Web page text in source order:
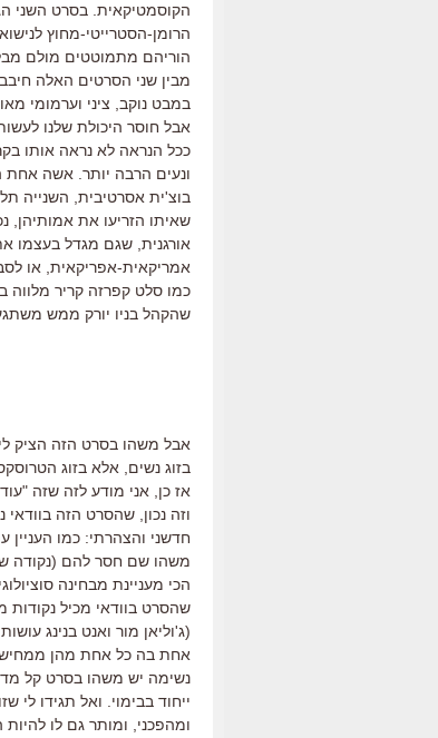
הקוסמטיקאית. בסרט השני
הרומן-הסטרייטי-מחוץ
הוריהם מתמוטטים מולם
מבין שני הסרטים האלה
אבל חוסר היכולת שלנו
ככל הנראה לא נראה אותו
ונעים הרבה יותר. אשה אחת
בוצ'ית אסרטיבית, השנייה
שאיתו הזריעו את
אורגנית, שגם מגדל בעצמו
אמריקאית-אפריקאית, או
כמו סלט קפרזה קריר מלווה
שהקהל בניו יורק ממש
אבל משהו בסרט הזה הציק
בזוג נשים, אלא בזוג
אז כן, אני מודע לזה שזה
וזה נכון, שהסרט הזה
חדשני והצהרתי: כמו
משהו שם חסר להם (נקודה
הכי מעניינת מבחינה
שהסרט בוודאי מכיל נקודות
(ג'וליאן מור ואנט בנינג
אחת בה כל אחת מהן
נשימה יש משהו בסרט קל
ייחוד בבימוי. ואל תגידו לי
ומהפכני, ומותר גם לו